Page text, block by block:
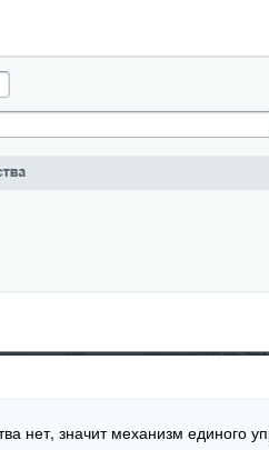
нет, значит механизм единого